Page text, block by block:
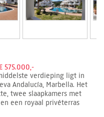
€ 575.000,-
verdieping ligt in
Andalucía, Marbella. Het
twee slaapkamers met
een royaal privéterras